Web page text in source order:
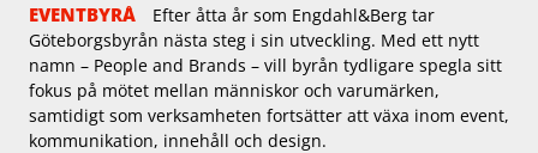
EVENTBYRÅ
Efter åtta år som Engdahl&Berg tar
Göteborgsbyrån nästa steg i sin utveckling. Med ett nytt
namn – People and Brands – vill byrån tydligare spegla sitt
fokus på mötet mellan människor och varumärken,
samtidigt som verksamheten fortsätter att växa inom event,
kommunikation, innehåll och design.